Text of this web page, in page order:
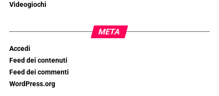
Videogiochi
META
Accedi
Feed dei contenuti
Feed dei commenti
WordPress.org